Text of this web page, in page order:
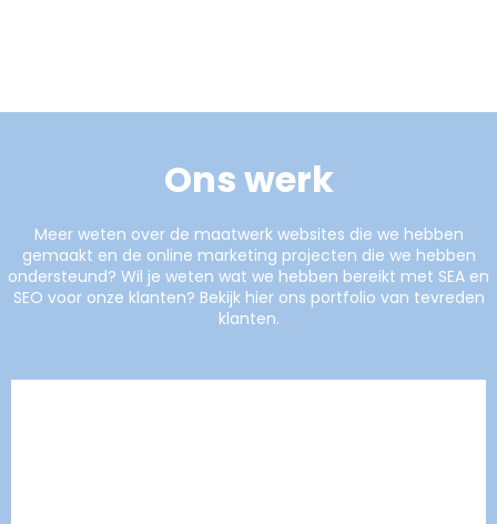
Ons werk
Meer weten over de maatwerk websites die we hebben
gemaakt en de online marketing projecten die we hebben
ondersteund? Wil je weten wat we hebben bereikt met SEA en
SEO voor onze klanten? Bekijk hier ons portfolio van tevreden
klanten.